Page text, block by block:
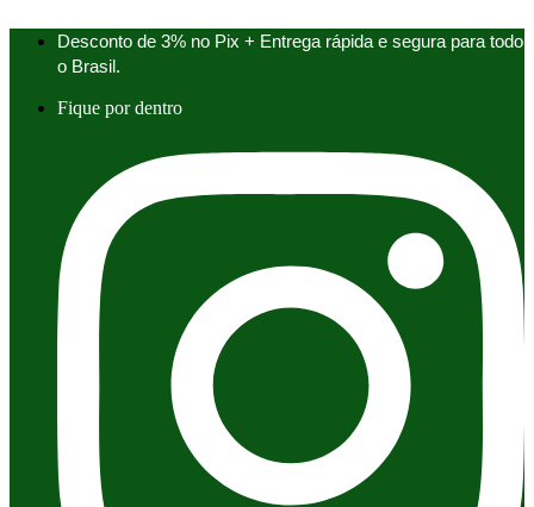
para
Desconto de 3% no Pix + Entrega rápida e segura para todo
o Brasil.
Fique por dentro